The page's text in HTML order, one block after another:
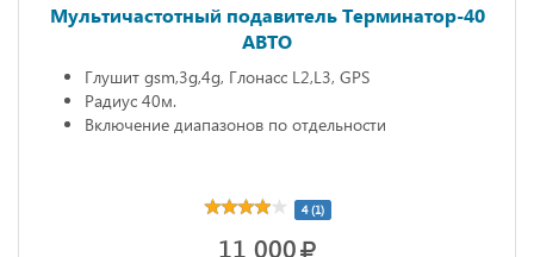
Мультичастотный подавитель Терминатор-40
АВТО
Глушит gsm,3g,4g, Глонасс L2,L3, GPS
Радиус 40м.
Включение диапазонов по отдельности
4 (1)
11 000